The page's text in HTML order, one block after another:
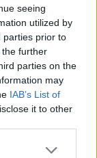
seeing
utilized by
parties prior to
further
parties on the
may
IAB’s List of
it to other